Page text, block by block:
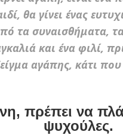
θα γίνει ένας
τα συναισθήματα,
και ένα φιλί,
αγάπης, κάτι
πρέπει να
ψυχούλες.